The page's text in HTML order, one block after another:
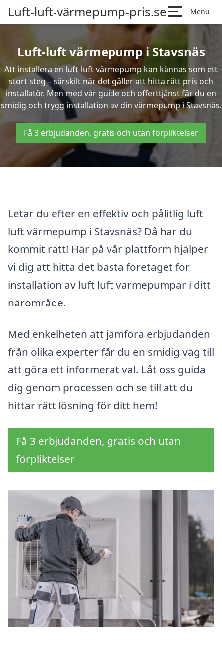
Luft-luft-värmepump-pris.se Menu
Luft-luft värmepump i Stavsnäs
Att installera en luft-luft värmepump kan kännas som ett
stort steg – särskilt när det gäller att hitta rätt pris och
installatör. Men med vår guide och offerttjänst får du en
smidig och trygg installation av din värmepump i Stavsnäs.
Få 3 erbjudanden, gratis och utan förpliktelser
Letar du efter en effektiv och pålitlig luft
luft värmepump i Stavsnäs? Då har du
kommit rätt! Här på vår plattform hjälper
vi dig att hitta det bästa företaget för
installation av luft luft värmepumpar i ditt
närområde.
Med enkelheten att jämföra erbjudanden
från olika experter får du en smidig väg till
att göra ett informerat val. Låt oss guida
dig genom processen och se till att du
hittar rätt lösning för ditt hem!
Få 3 erbjudanden, gratis och utan
förpliktelser